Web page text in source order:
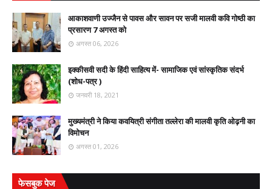
आकाशवाणी उज्जैन से पावस और सावन पर सजी मालवी कवि गोष्ठी का
प्रसारण 7 अगस्त को
अगस्त 06, 2026
इक्कीसवी सदी के हिंदी साहित्य में- सामाजिक एवं सांस्कृतिक संदर्भ
(शोध-पत्र )
जनवरी 18, 2021
मुख्यमंत्री ने किया कवयित्री संगीता तल्लेरा की मालवी कृति ओढ़नी का
विमोचन
अगस्त 01, 2026
फेसबुक पेज